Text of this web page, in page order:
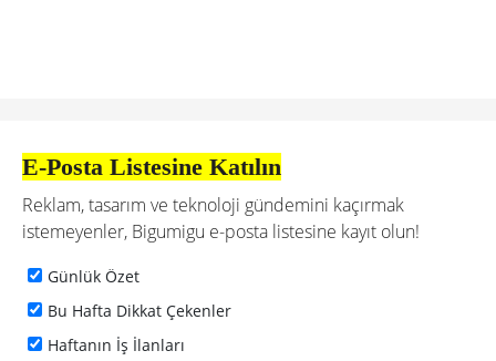
E-Posta Listesine Katılın
Reklam, tasarım ve teknoloji gündemini kaçırmak
istemeyenler, Bigumigu e-posta listesine kayıt olun!
Günlük Özet
Bu Hafta Dikkat Çekenler
Haftanın İş İlanları